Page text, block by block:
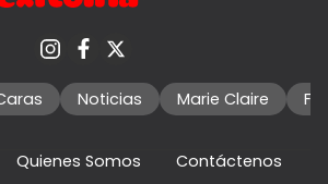
Noticias Marie Claire
Quienes Somos
Contáctenos